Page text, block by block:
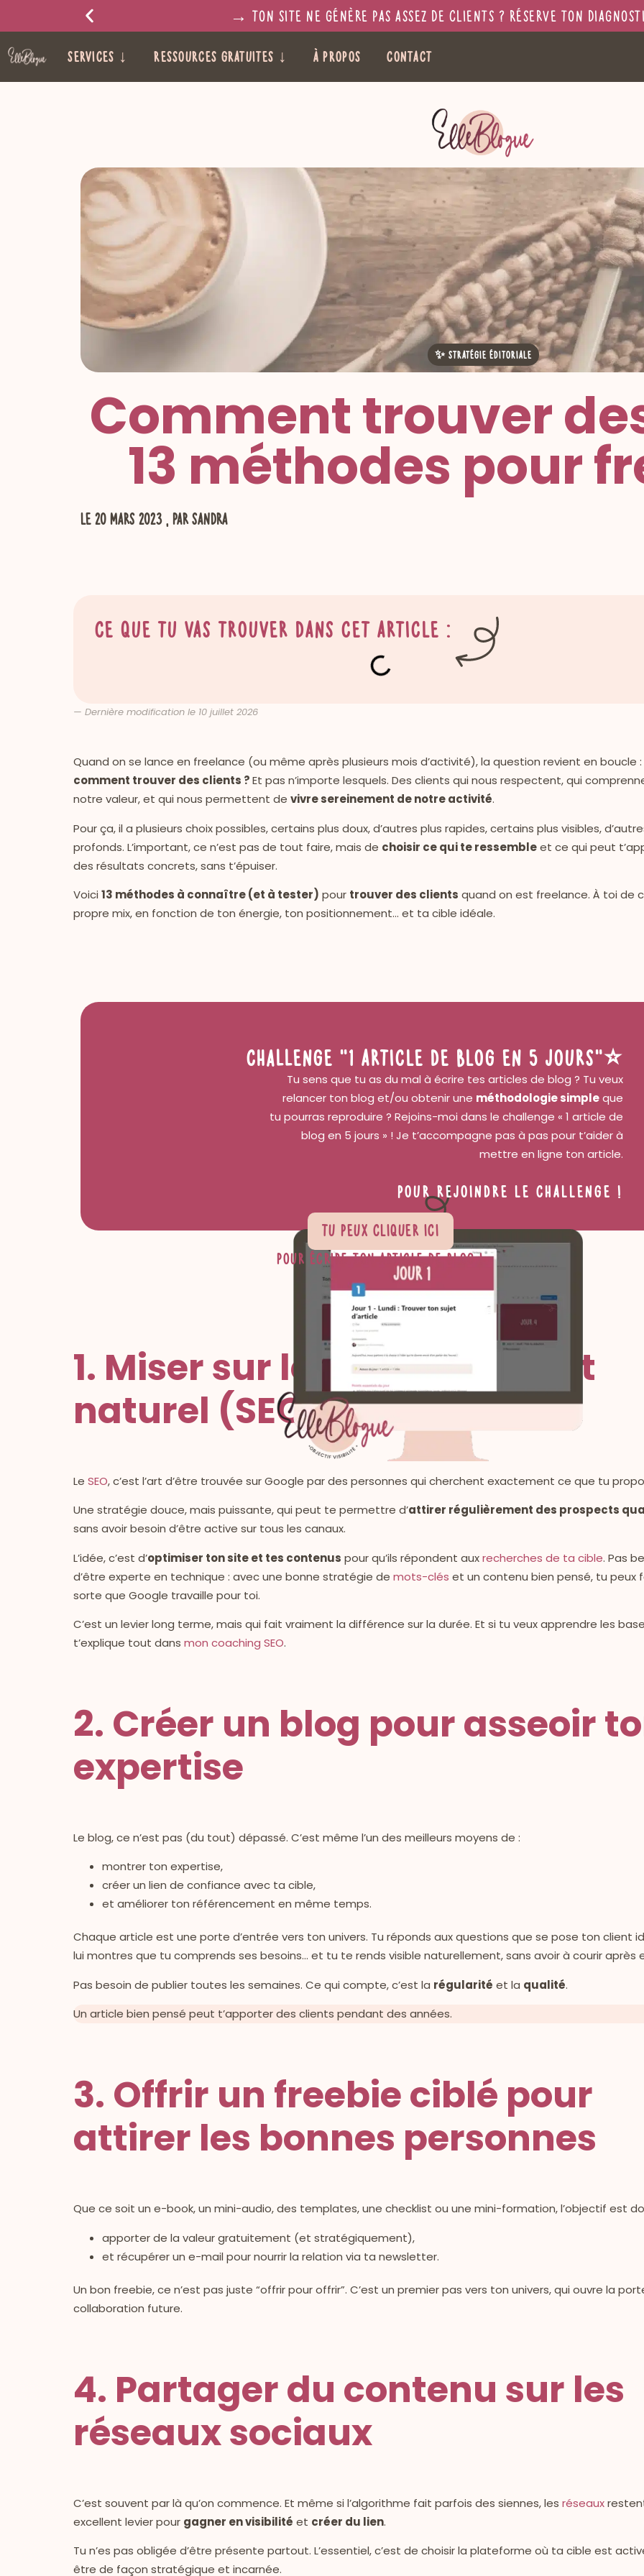
→ Ton site ne génère pas assez de clients ? Réserve ton
Services ↓ Ressources gratuites ↓ À propos Contact
✨ Stratégie éditoriale
Comment trouver
13 méthodes pour
le 20 mars 2023 , par Sandra
Ce que tu vas trouver dans cet article :
— Dernière modification le 10 juillet 2026
Quand on se lance en freelance (ou même après plusieurs mois d’activité), la question revient en boucle :
comment trouver des clients ?Et pas n’importe lesquels. Des clients qui nous respectent, qui
notre valeur, et qui nous permettent de vivre sereinement de notre activité.
Pour ça, il a plusieurs choix possibles, certains plus doux, d’autres plus rapides, certains plus visibles,
profonds. L’important, ce n’est pas de tout faire, mais de choisir ce qui te ressembleet ce qui peut
des résultats concrets, sans t’épuiser.
Voici 13 méthodes à connaître (et à tester) pour trouver des clients quand on est freelance. À toi de
propre mix, en fonction de ton énergie, ton positionnement… et ta cible idéale.
CHALLENGE "1 article de blog en 5 jours"⭐
Tu sens que tu as du mal à écrire tes articles de blog ? Tu veux
relancer ton blog et/ou obtenir une méthodologie simpleque
tu pourras reproduire ? Rejoins-moi dans le challenge « 1 article de
blog en 5 jours » ! Je t’accompagne pas à pas pour t’aider à
mettre en ligne ton article.
Pour rejoindre le challenge !
Tu peux cliquer ici
pour écrire ton article de blog !
1. Miser sur le référencement
naturel (SEO)
Le SEO, c’est l’art d’être trouvée sur Google par des personnes qui cherchent exactement ce que tu
Une stratégie douce, mais puissante, qui peut te permettre d’attirer régulièrement des prospects
sans avoir besoin d’être active sur tous les canaux.
L’idée, c’est d’optimiser ton site et tes contenus pour qu’ils répondent auxrecherches de ta cible. Pas
d’être experte en technique : avec une bonne stratégie de mots-clés et un contenu bien pensé, tu peux
sorte que Google travaille pour toi.
C’est un levier long terme, mais qui fait vraiment la différence sur la durée. Et si tu veux apprendre les
t’explique tout dans mon coaching SEO.
2. Créer un blog pour asseoir
expertise
Le blog, ce n’est pas (du tout) dépassé. C’est même l’un des meilleurs moyens de :
montrer ton expertise,
créer un lien de confiance avec ta cible,
et améliorer ton référencement en même temps.
Chaque article est une porte d’entrée vers ton univers. Tu réponds aux questions que se pose ton client
lui montres que tu comprends ses besoins… et tu te rends visible naturellement, sans avoir à courir après
Pas besoin de publier toutes les semaines. Ce qui compte, c’est la régularité et la qualité.
Un article bien pensé peut t’apporter des clients pendant des années.
3. Offrir un freebie ciblé pour
attirer les bonnes personnes
Que ce soit un e-book, un mini-audio, des templates, une checklist ou une mini-formation, l’objectif est
apporter de la valeur gratuitement (et stratégiquement),
et récupérer un e-mail pour nourrir la relation via ta newsletter.
Un bon freebie, ce n’est pas juste “offrir pour offrir”. C’est un premier pas vers ton univers, qui ouvre la
collaboration future.
4. Partager du contenu sur les
réseaux sociaux
C’est souvent par là qu’on commence. Et même si l’algorithme fait parfois des siennes, les réseaux
excellent levier pour gagner en visibilité et créer du lien.
Tu n’es pas obligée d’être présente partout. L’essentiel, c’est de choisir la plateforme où ta cible est
être de façon stratégique et incarnée.